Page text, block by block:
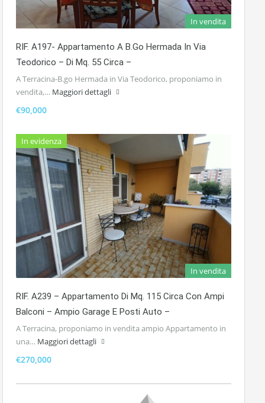
In vendita
RIF. A197- Appartamento A B.go Hermada In Via
Teodorico – Di Mq. 55 Circa –
A Terracina-B.go Hermada in Via Teodorico, proponiamo in
vendita,… Maggiori dettagli
€90,000
In evidenza
In vendita
RIF. A239 – Appartamento Di Mq. 115 Circa Con Ampi
Balconi – Ampio Garage E Posti Auto –
A Terracina, proponiamo in vendita ampio Appartamento in
una… Maggiori dettagli
€270,000